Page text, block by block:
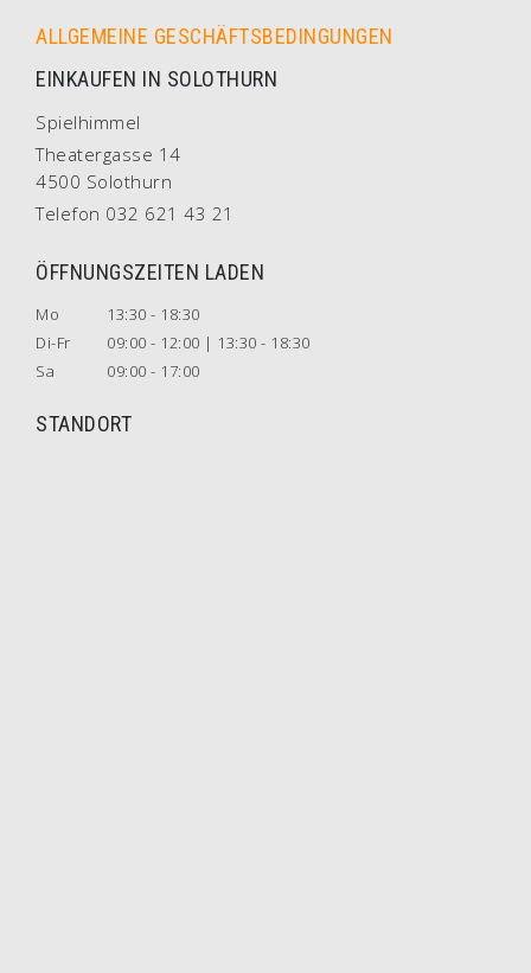
ALLGEMEINE GESCHÄFTSBEDINGUNGEN
EINKAUFEN IN SOLOTHURN
Spielhimmel
Theatergasse 14
4500 Solothurn
Telefon 032 621 43 21
ÖFFNUNGSZEITEN LADEN
Mo
13:30 - 18:30
Di-Fr
09:00 - 12:00 | 13:30 - 18:30
Sa
09:00 - 17:00
STANDORT